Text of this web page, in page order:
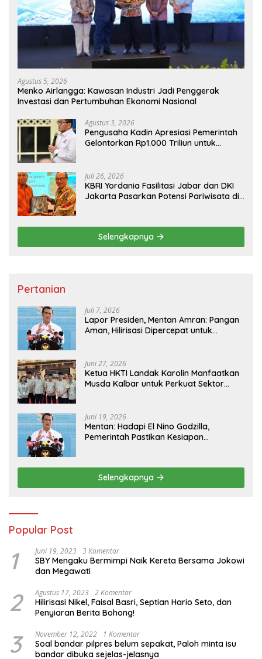
Agustus 5, 2026
Menko Airlangga: Kawasan Industri Jadi Penggerak
Investasi dan Pertumbuhan Ekonomi Nasional
Agustus 3, 2026
Pengusaha Kadin Apresiasi Pemerintah
Gelontorkan Rp1.000 Triliun untuk
Juli 26, 2026
KBRI Yordania Fasilitasi Jabar dan DKI
Jakarta Pasarkan Potensi Pariwisata di
Selengkapnya
Pertanian
Juli 7, 2026
Lapor Presiden, Mentan Amran: Pangan
Aman, Hilirisasi Dipercepat untuk
Juni 27, 2026
Ketua HKTI Landak Karolin Manfaatkan
Musda Kalbar untuk Perkuat Sektor
Juni 19, 2026
Mentan: Hadapi El Nino Godzilla,
Pemerintah Pastikan Kesiapan
Selengkapnya
Popular Post
1 Juni 19, 2023 3 Komentar
SBY Mengaku Bermimpi Naik Kereta Bersama Jokowi
dan Megawati
2 Agustus 17, 2023 2 Komentar
Hilirisasi Nikel, Faisal Basri, Septian Hario Seto, dan
Penyiaran Berita Bohong!
3 November 12, 2022 1 Komentar
Soal bandar pilpres belum sepakat, Paloh minta isu
bandar dibuka sejelas-jelasnya